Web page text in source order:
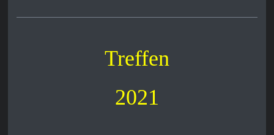
Treffen
2021